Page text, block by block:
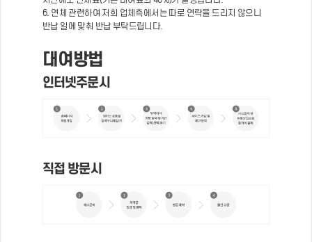
6. 연체 관련하여 저희 업체측에서는 따로 연락을 드리지 않으니
반납 일에 맞춰 반납 부탁드립니다.
대여방법
인터넷주문시
직접 방문시